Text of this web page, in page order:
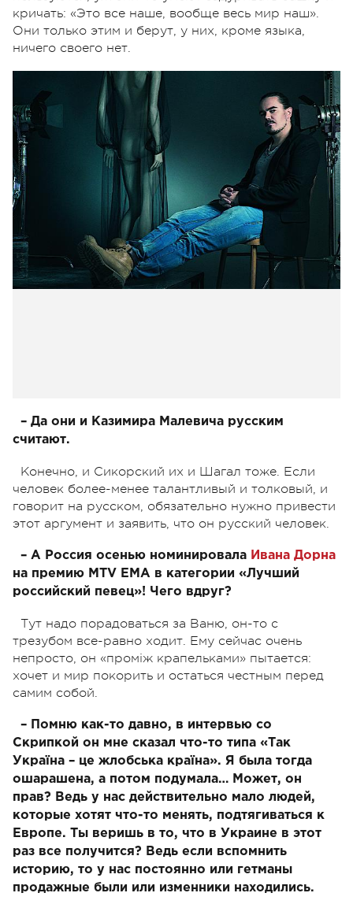
кричать: «Это все наше, вообще весь мир наш».
Они только этим и берут, у них, кроме языка,
ничего своего нет.
– Да они и Казимира Малевича русским
считают.
Конечно, и Сикорский их и Шагал тоже. Если
человек более-менее талантливый и толковый, и
говорит на русском, обязательно нужно привести
этот аргумент и заявить, что он русский человек.
– А Россия осенью номинировала Ивана Дорна
на премию MTV EMA в категории «Лучший
российский певец»! Чего вдруг?
Тут надо порадоваться за Ваню, он-то с
трезубом все-равно ходит. Ему сейчас очень
непросто, он «проміж крапельками» пытается:
хочет и мир покорить и остаться честным перед
самим собой.
– Помню как-то давно, в интервью со
Скрипкой он мне сказал что-то типа «Так
Україна – це жлобська країна». Я была тогда
ошарашена, а потом подумала… Может, он
прав? Ведь у нас действительно мало людей,
которые хотят что-то менять, подтягиваться к
Европе. Ты веришь в то, что в Украине в этот
раз все получится? Ведь если вспомнить
историю, то у нас постоянно или гетманы
продажные были или изменники находились.